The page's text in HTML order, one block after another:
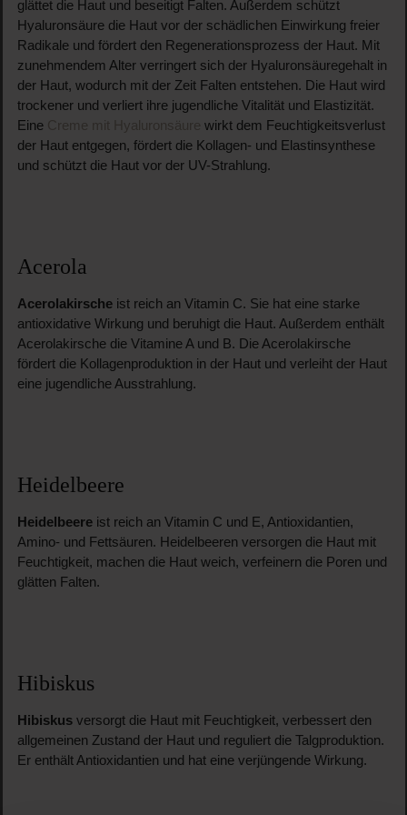
glättet die Haut und beseitigt Falten. Außerdem schützt
Hyaluronsäure die Haut vor der schädlichen Einwirkung freier
Radikale und fördert den Regenerationsprozess der Haut. Mit
zunehmendem Alter verringert sich der Hyaluronsäuregehalt in
der Haut, wodurch mit der Zeit Falten entstehen. Die Haut wird
trockener und verliert ihre jugendliche Vitalität und Elastizität.
Eine Creme mit Hyaluronsäure wirkt dem Feuchtigkeitsverlust
der Haut entgegen, fördert die Kollagen- und Elastinsynthese
und schützt die Haut vor der UV-Strahlung.
Acerola
Acerolakirscheist reich an Vitamin C. Sie hat eine starke
antioxidative Wirkung und beruhigt die Haut. Außerdem enthält
Acerolakirsche die Vitamine A und B. Die Acerolakirsche
fördert die Kollagenproduktion in der Haut und verleiht der Haut
eine jugendliche Ausstrahlung.
Heidelbeere
Heidelbeereist reich an Vitamin C und E, Antioxidantien,
Amino- und Fettsäuren. Heidelbeeren versorgen die Haut mit
Feuchtigkeit, machen die Haut weich, verfeinern die Poren und
glätten Falten.
Hibiskus
Hibiskusversorgt die Haut mit Feuchtigkeit, verbessert den
allgemeinen Zustand der Haut und reguliert die Talgproduktion.
Er enthält Antioxidantien und hat eine verjüngende Wirkung.